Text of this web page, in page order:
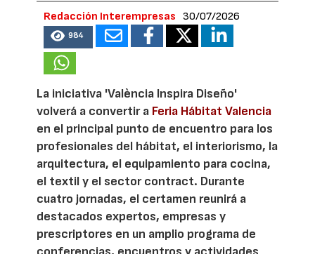
Redacción Interempresas 30/07/2026
984
La iniciativa 'València Inspira Diseño'
volverá a convertir a Feria Hábitat Valencia
en el principal punto de encuentro para los
profesionales del hábitat, el interiorismo, la
arquitectura, el equipamiento para cocina,
el textil y el sector contract. Durante
cuatro jornadas, el certamen reunirá a
destacados expertos, empresas y
prescriptores en un amplio programa de